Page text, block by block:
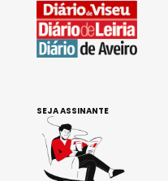
SEJA ASSINANTE